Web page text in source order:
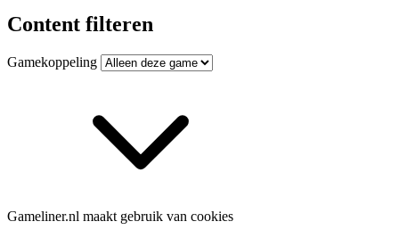
Content filteren
Gamekoppeling
Gameliner.nl maakt gebruik van cookies